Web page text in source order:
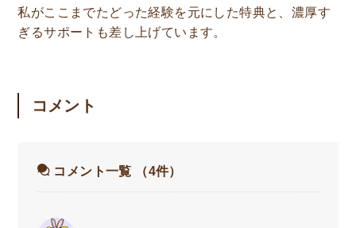
私がここまでたどった経験を元にした特典と、濃厚す
ぎるサポートも差し上げています。
コメント
コメント一覧 （4件）